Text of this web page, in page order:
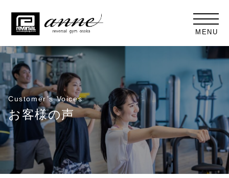
MENU
Customer’s Voices
お客様の声